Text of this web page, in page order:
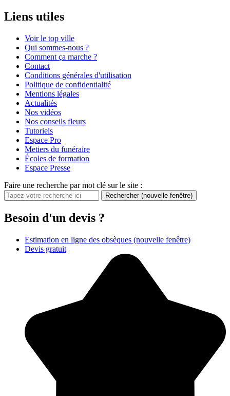
Liens utiles
Voir le top ville
Qui sommes-nous ?
Comment ça marche ?
Contact
Conditions générales d'utilisation
Politique de confidentialité
Mentions légales
Actualités
Nos vidéos
Nos conseils fleurs
Tutoriels
Espace Pro
Metiers du funéraire
Écoles de formation
Espace Presse
Faire une recherche par mot clé sur le site :
Rechercher (nouvelle fenêtre)
Besoin d'un devis ?
Estimation en ligne des obsèques (nouvelle fenêtre)
Devis gratuit